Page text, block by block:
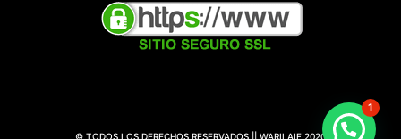
© TODOS LOS DERECHOS RESERVADOS || WARILAIF 2020
1